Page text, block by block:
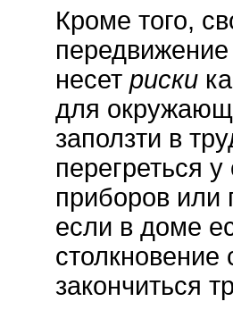
Кроме того,
несет риски
для
заползти в
перегреться
приборов или
если в доме
закончиться